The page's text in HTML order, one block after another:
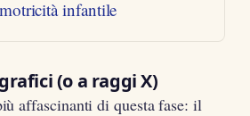
infantile
(o a raggi X)
affascinanti di questa fase: il